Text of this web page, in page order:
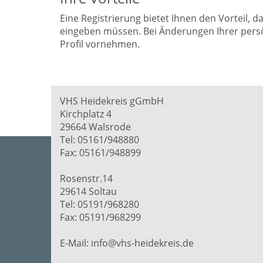
Eine Registrierung bietet Ihnen den Vorteil,
eingeben müssen. Bei Änderungen Ihrer
Profil vornehmen.
VHS Heidekreis gGmbH
Kirchplatz 4
29664 Walsrode
Tel: 05161/948880
Fax: 05161/948899
Rosenstr.14
29614 Soltau
Tel: 05191/968280
Fax: 05191/968299
E-Mail: info@vhs-heidekreis.de